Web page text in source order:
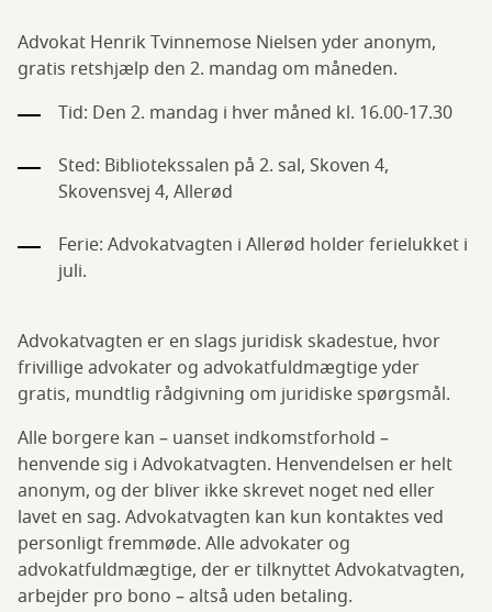
Advokat Henrik Tvinnemose Nielsen yder anonym,
gratis retshjælp den 2. mandag om måneden.
Tid: Den 2. mandag i hver måned kl. 16.00-17.30
Sted: Bibliotekssalen på 2. sal, Skoven 4,
Skovensvej 4, Allerød
Ferie: Advokatvagten i Allerød holder ferielukket i
juli.
Advokatvagten er en slags juridisk skadestue, hvor
frivillige advokater og advokatfuldmægtige yder
gratis, mundtlig rådgivning om juridiske spørgsmål.
Alle borgere kan – uanset indkomstforhold –
henvende sig i Advokatvagten. Henvendelsen er helt
anonym, og der bliver ikke skrevet noget ned eller
lavet en sag. Advokatvagten kan kun kontaktes ved
personligt fremmøde. Alle advokater og
advokatfuldmægtige, der er tilknyttet Advokatvagten,
arbejder pro bono – altså uden betaling.